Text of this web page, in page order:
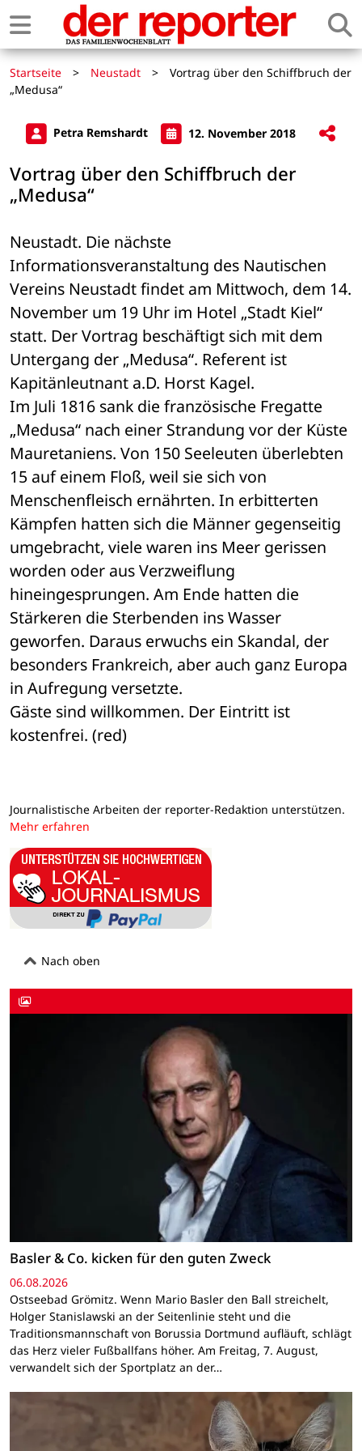
Startseite > Neustadt >
Vortrag über den Schiffbruch der
„Medusa“
Petra Remshardt 12. November 2018
Vortrag über den Schiffbruch der
„Medusa“
Neustadt. Die nächste
Informationsveranstaltung des Nautischen
Vereins Neustadt findet am Mittwoch, dem 14.
November um 19 Uhr im Hotel „Stadt Kiel“
statt. Der Vortrag beschäftigt sich mit dem
Untergang der „Medusa“. Referent ist
Kapitänleutnant a.D. Horst Kagel.
Im Juli 1816 sank die französische Fregatte
„Medusa“ nach einer Strandung vor der Küste
Mauretaniens. Von 150 Seeleuten überlebten
15 auf einem Floß, weil sie sich von
Menschenfleisch ernährten. In erbitterten
Kämpfen hatten sich die Männer gegenseitig
umgebracht, viele waren ins Meer gerissen
worden oder aus Verzweiflung
hineingesprungen. Am Ende hatten die
Stärkeren die Sterbenden ins Wasser
geworfen. Daraus erwuchs ein Skandal, der
besonders Frankreich, aber auch ganz Europa
in Aufregung versetzte.
Gäste sind willkommen. Der Eintritt ist
kostenfrei. (red)
Journalistische Arbeiten der reporter-Redaktion unterstützen.
Mehr erfahren
Nach oben
Basler & Co. kicken für den guten Zweck
06.08.2026
Ostseebad Grömitz. Wenn Mario Basler den Ball streichelt,
Holger Stanislawski an der Seitenlinie steht und die
Traditionsmannschaft von Borussia Dortmund aufläuft, schlägt
das Herz vieler Fußballfans höher. Am Freitag, 7. August,
verwandelt sich der Sportplatz an der…